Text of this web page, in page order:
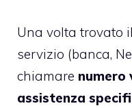
Una volta trovato
servizio (banca,
chiamare numero
assistenza